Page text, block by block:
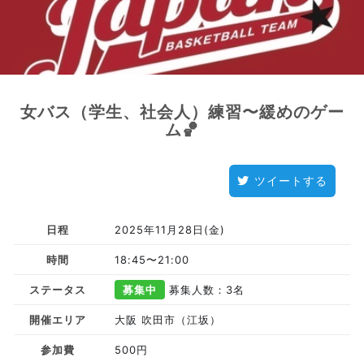
女バス（学生、社会人）練習〜緩めのゲー
ム🏀
ツイートする
日程 2025年11月28日(金)
時間 18:45〜21:00
ステータス 募集中 募集人数：3名
開催エリア 大阪 吹田市（江坂）
参加費 500円